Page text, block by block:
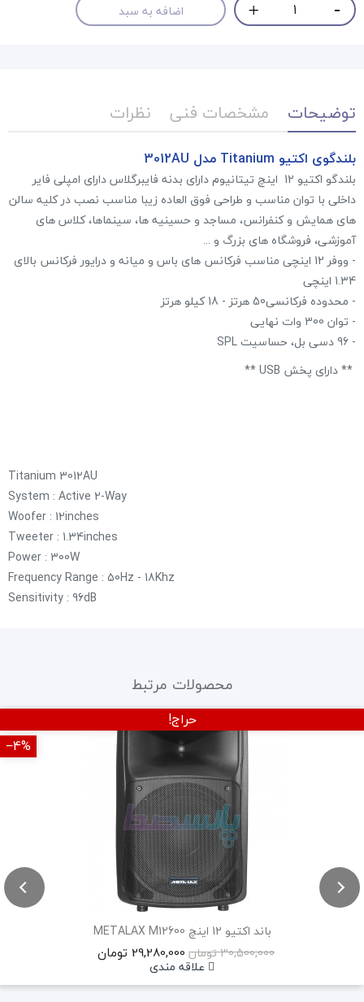
اضافه به سبد
توضیحات مشخصات فنی نظرات
بلندگوی اکتیو Titanium مدل 3012AU
بلندگو اکتیو 12 اینچ تیتانیوم دارای بدنه فایبرگلاس دارای امپلی فایر
داخلی با توان مناسب و طراحی فوق العاده زیبا مناسب نصب در کلیه سالن
های همایش و کنفرانس، مساجد و حسینیه ها، سینماها، کلاس های
آموزشی، فروشگاه های بزرگ و ...
- ووفر 12 اینچی مناسب فرکانس های باس و میانه و درایور فرکانس بالای
1.34 اینچی
- محدوده فرکانسی50 هرتز - 18 کیلو هرتز
- توان 300 وات نهایی
- 96 دسی بل، حساسیت SPL
** دارای پخش USB **
Titanium 3012AU
System : Active 2-Way
Woofer : 12inches
Tweeter : 1.34inches
Power : 300W
Frequency Range : 50Hz - 18Khz
Sensitivity : 96dB
محصولات مرتبط
باند اکتیو 12 اینچ METALAX M12600
30,500,000 تومان
29,280,000 تومان
علاقه مندی
حراج!
‎−4%